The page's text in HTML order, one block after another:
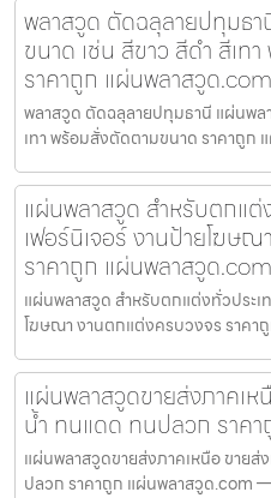
พลาสวูด ตัดฉลุลายปทุมธ
ขนาด เช่น สีขาว สีดำ สีเ
ราคาถูก แผ่นพลาสวูด.com
พลาสวูด ตัดฉลุลายปทุมธานี แผ่นพล
เทา พร้อมสั่งตัดตามขนาด ราคาถู
แผ่นพลาสวูด สำหรับตกแต่
เฟอร์นิเจอร์ งานป้ายโฆษ
ราคาถูก แผ่นพลาสวูด.com
แผ่นพลาสวูด สำหรับตกแต่งทั่วประเ
โฆษณา งานตกแต่งครบวงจร ราค
แผ่นพลาสวูดขายส่งภาคเ
น้ำ ทนแดด ทนปลวก ราค
แผ่นพลาสวูดขายส่งภาคเหนือ ขาย
ปลวก ราคาถูก แผ่นพลาสวูด.com